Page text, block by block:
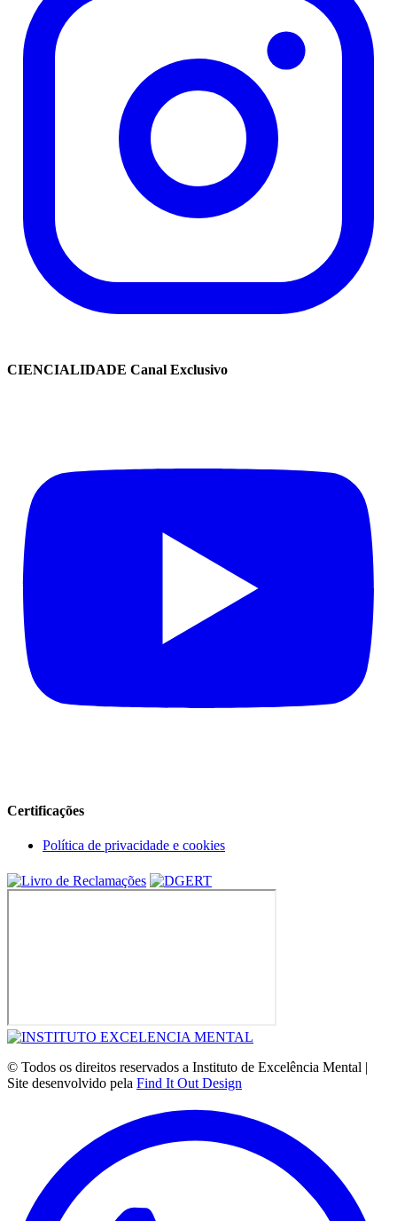
CIENCIALIDADE Canal Exclusivo
Certificações
Política de privacidade e cookies
© Todos os direitos reservados a Instituto de Excelência Mental |
Site desenvolvido pela Find It Out Design